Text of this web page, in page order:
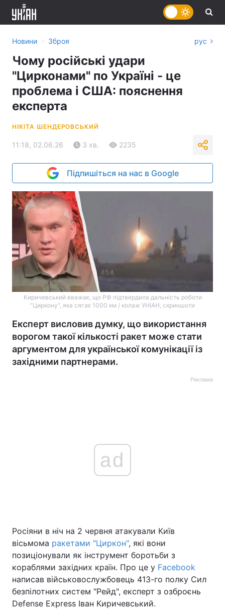
Світ
Спорт Наука
Техно і зв'язок Лайт
Зброя Інциденти
Новини › Зброя рус
Чому російські удари
"Цирконами" по Україні - це
проблема і США: пояснення
експерта
НІКІТА ШЕНДЕРОВСЬКИЙ
11:18, 02.06.26 3 хв. 2235
Підпишіться на нас в Google
Киричевський вважає, що РФ підтвердила дальність роботи
"Циркону", яка сягає 1000 км / колаж УНІАН, скриншоти
Експерт висловив думку, що використання
ворогом такої кількості ракет може стати
аргументом для української комунікації із
західними партнерами.
Реклама
ad
Росіяни в ніч на 2 червня атакували Київ
вісьмома ракетами "Циркон", які вони
позиціонували як інструмент боротьби з
кораблями західних країн. Про це у Facebook
написав військовослужбовець 413-го полку Сил
безпілотних систем "Рейд", експерт з озброєнь
Defense Express Іван Киричевський.